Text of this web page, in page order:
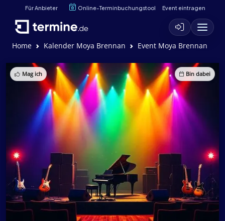
Für Anbieter Online-Terminbuchungstool Event eintragen
Home Kalender Moya Brennan Event Moya Brennan
Mag ich Bin dabei